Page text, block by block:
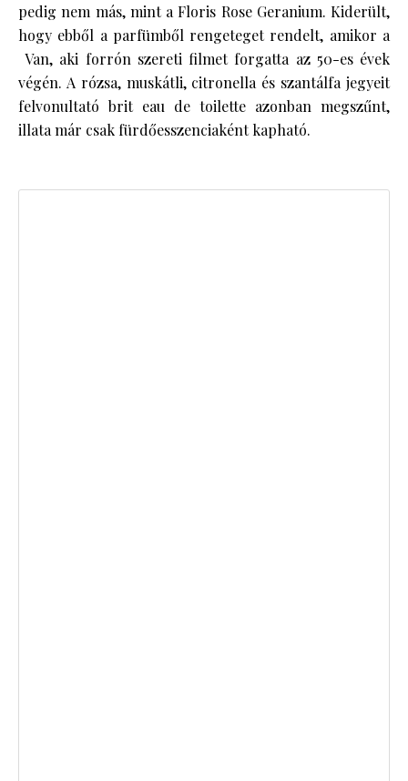
pedig nem más, mint a Floris Rose Geranium. Kiderült,
hogy ebből a parfümből rengeteget rendelt, amikor a
Van, aki forrón szereti filmet forgatta az 50-es évek
végén. A rózsa, muskátli, citronella és szantálfa jegyeit
felvonultató brit eau de toilette azonban megszűnt,
illata már csak fürdőesszenciaként kapható.